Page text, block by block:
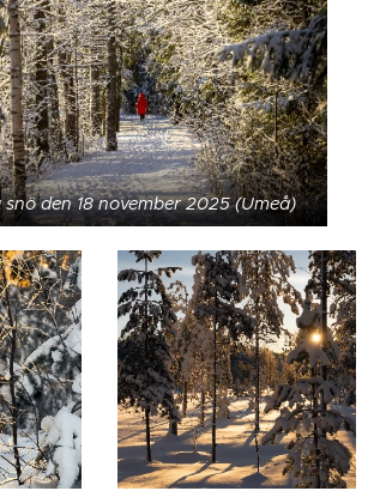
den 18 november 2025 (Umeå)